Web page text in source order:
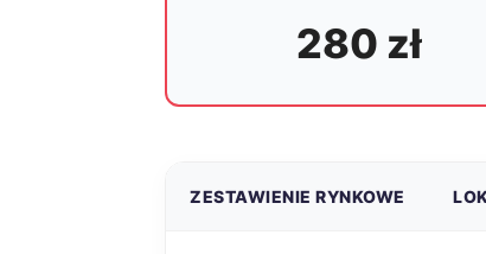
280 zł
ZESTAWIENIE RYNKOWE